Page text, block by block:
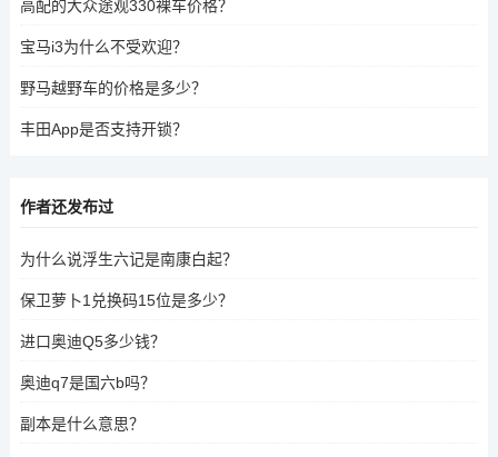
高配的大众途观330裸车价格？
宝马i3为什么不受欢迎？
野马越野车的价格是多少？
丰田App是否支持开锁？
作者还发布过
为什么说浮生六记是南康白起？
保卫萝卜1兑换码15位是多少？
进口奥迪Q5多少钱？
奥迪q7是国六b吗？
副本是什么意思？